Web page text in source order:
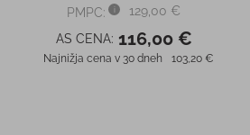
PMPC:
129,00 €
AS CENA: 116,00 €
Najnižja cena v 30 dneh 103,20 €